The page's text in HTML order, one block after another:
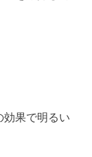
効果で明るい